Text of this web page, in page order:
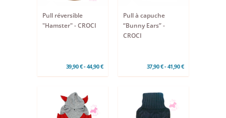
Pull réversible
"Hamster" - CROCI
39,90 € - 44,90 €
Pull à capuche
“Bunny Ears” -
CROCI
37,90 € - 41,90 €